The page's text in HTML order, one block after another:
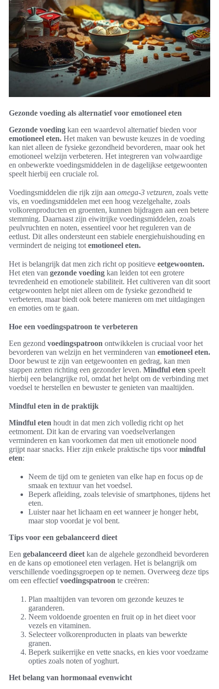
Gezonde voeding als alternatief voor emotioneel eten
Gezonde voeding kan een waardevol alternatief bieden voor
emotioneel eten. Het maken van bewuste keuzes in de voeding
kan niet alleen de fysieke gezondheid bevorderen, maar ook het
emotioneel welzijn verbeteren. Het integreren van volwaardige
en onbewerkte voedingsmiddelen in de dagelijkse eetgewoonten
speelt hierbij een cruciale rol.
Voedingsmiddelen die rijk zijn aan omega-3 vetzuren, zoals vette
vis, en voedingsmiddelen met een hoog vezelgehalte, zoals
volkorenproducten en groenten, kunnen bijdragen aan een betere
stemming. Daarnaast zijn eiwitrijke voedingsmiddelen, zoals
peulvruchten en noten, essentieel voor het reguleren van de
eetlust. Dit alles ondersteunt een stabiele energiehuishouding en
vermindert de neiging tot emotioneel eten.
Het is belangrijk dat men zich richt op positieve eetgewoonten.
Het eten van gezonde voeding kan leiden tot een grotere
tevredenheid en emotionele stabiliteit. Het cultiveren van dit soort
eetgewoonten helpt niet alleen om de fysieke gezondheid te
verbeteren, maar biedt ook betere manieren om met uitdagingen
en emoties om te gaan.
Hoe een voedingspatroon te verbeteren
Een gezond voedingspatroon ontwikkelen is cruciaal voor het
bevorderen van welzijn en het verminderen van emotioneel eten.
Door bewust te zijn van eetgewoonten en gedrag, kan men
stappen zetten richting een gezonder leven. Mindful eten speelt
hierbij een belangrijke rol, omdat het helpt om de verbinding met
voedsel te herstellen en bewuster te genieten van maaltijden.
Mindful eten in de praktijk
Mindful eten houdt in dat men zich volledig richt op het
eetmoment. Dit kan de ervaring van voedselverlangen
verminderen en kan voorkomen dat men uit emotionele nood
grijpt naar snacks. Hier zijn enkele praktische tips voormindful
eten:
Neem de tijd om te genieten van elke hap en focus op de
smaak en textuur van het voedsel.
Beperk afleiding, zoals televisie of smartphones, tijdens het
eten.
Luister naar het lichaam en eet wanneer je honger hebt,
maar stop voordat je vol bent.
Tips voor een gebalanceerd dieet
Een gebalanceerd dieet kan de algehele gezondheid bevorderen
en de kans op emotioneel eten verlagen. Het is belangrijk om
verschillende voedingsgroepen op te nemen. Overweeg deze tips
om een effectiefvoedingspatroon te creëren:
Plan maaltijden van tevoren om gezonde keuzes te
garanderen.
Neem voldoende groenten en fruit op in het dieet voor
vezels en vitaminen.
Selecteer volkorenproducten in plaats van bewerkte
granen.
Beperk suikerrijke en vette snacks, en kies voor voedzame
opties zoals noten of yoghurt.
Het belang van hormonaal evenwicht